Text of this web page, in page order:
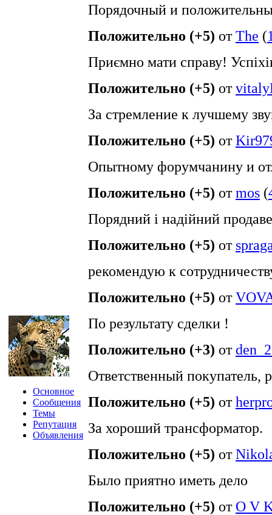
Основное
Сообщения
Темы
Репутация
Объявления
Порядочный и
Положительно (+5) отThe (
Приємно мати справу!
Положительно (+5) от
За стремление к лучшему
Положительно (+5) от
Опытному форумчанину и
Положительно (+5) отmos (
Порядний і надійний
Положительно (+5) от
рекомендую к
Положительно (+5) от
По результату сделки !
Положительно (+3) от
Ответственный покупатель,
Положительно (+5) от
За хороший трансформатор.
Положительно (+5) от
Было приятно иметь дело
Положительно (+5) от O V